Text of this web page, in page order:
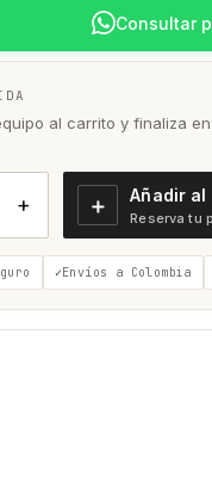
Consultar
al carrito y finaliza
+ ＋ Añadir
Reserva tu
Envíos a Colombia